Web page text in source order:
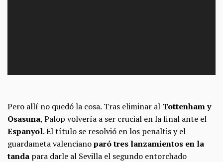
Pero allí no quedó la cosa. Tras eliminar al Tottenham y
Osasuna, Palop volvería a ser crucial en la final ante el
Espanyol. El título se resolvió en los penaltis y el
guardameta valencianoparó tres lanzamientos en la
tanda para darle al Sevilla el segundo entorchado